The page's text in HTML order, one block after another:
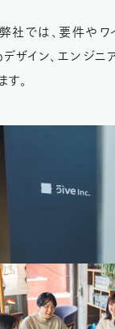
社では、要件や
ザイン、エンジニ
す。